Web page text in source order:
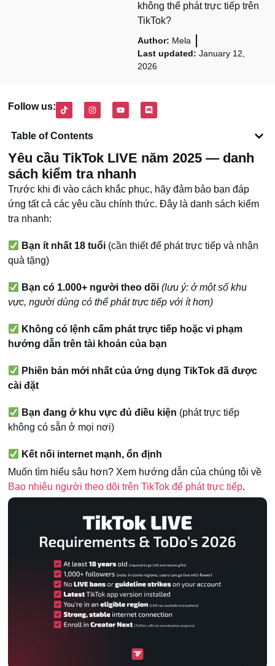
không thể phát trực tiếp trên
TikTok?
Author: Mela
Last updated: January 12,
2026
Table of Contents
Follow us:
Yêu cầu TikTok LIVE năm 2025 — danh
sách kiểm tra nhanh
Trước khi đi vào cách khắc phục, hãy đảm bảo bạn đáp
ứng tất cả các yêu cầu chính thức. Đây là danh sách kiểm
tra nhanh:
Bạn ít nhất 18 tuổi (cần thiết để phát trực tiếp và nhận
quà tặng)
Bạn có 1.000+ người theo dõi (lưu ý: ở một số khu
vực, người dùng có thể phát trực tiếp với ít hơn)
Không có lệnh cấm phát trực tiếp hoặc vi phạm
hướng dẫn trên tài khoản của bạn
Phiên bản mới nhất của ứng dụng TikTok đã được
cài đặt
Bạn đang ở khu vực đủ điều kiện (phát trực tiếp
không có sẵn ở mọi nơi)
Kết nối internet mạnh, ổn định
Muốn tìm hiểu sâu hơn? Xem hướng dẫn của chúng tôi về
Bao nhiêu người theo dõi trên TikTok để phát trực tiếp.